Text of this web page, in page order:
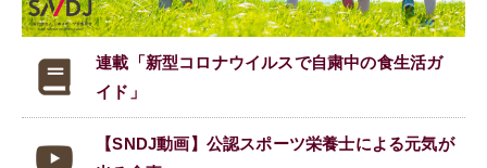
連載「新型コロナウイルスで自粛中の食生活ガ
イド」
【SNDJ動画】公認スポーツ栄養士による元気が